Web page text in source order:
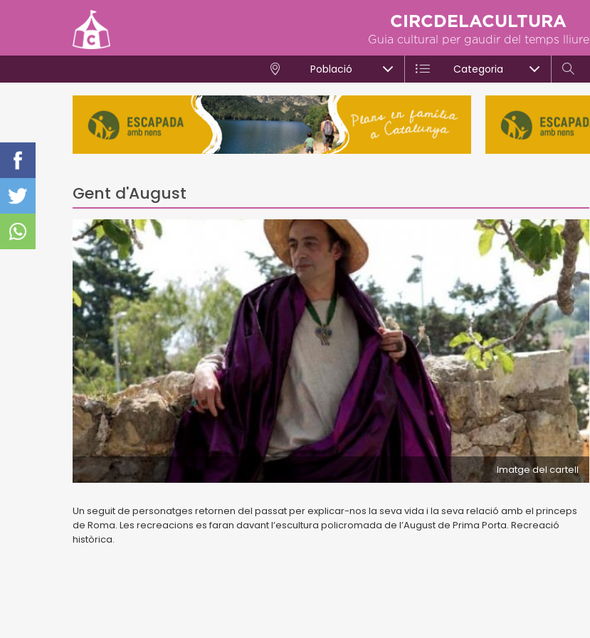
CIRCDELACULTURA
Guia cultural per gaudir del temps lliure
Població Categoria
Gent d'August
Imatge del cartell
Un seguit de personatges retornen del passat per explicar-nos la seva vida i la seva relació amb el princeps
de Roma. Les recreacions es faran davant l’escultura policromada de l’August de Prima Porta. Recreació
històrica.